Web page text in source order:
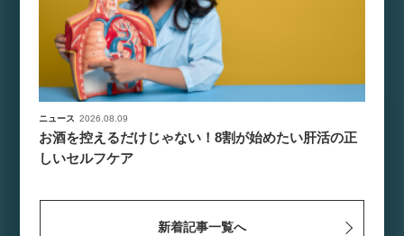
ニュース 2026.08.09
お酒を控えるだけじゃない！8割が始めたい肝活の正
しいセルフケア
新着記事一覧へ